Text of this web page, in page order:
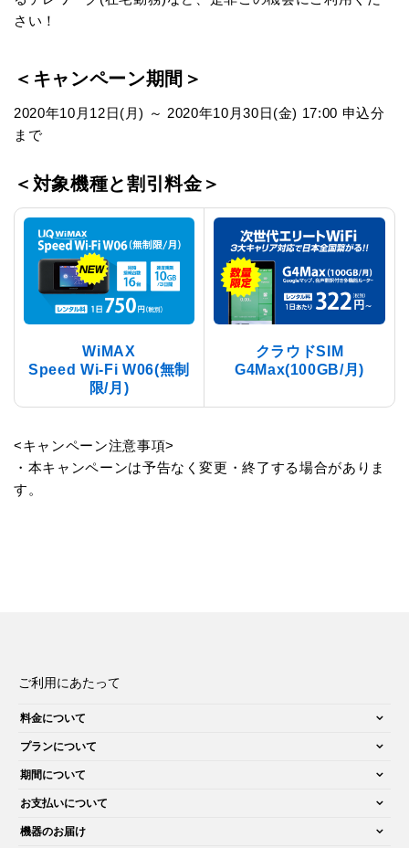
さい！
＜キャンペーン期間＞
2020年10月12日(月) ～ 2020年10月30日(金) 17:00 申込分
まで
＜対象機種と割引料金＞
WiMAX
Speed Wi-Fi W06(無制
限/月)
クラウドSIM
G4Max(100GB/月)
<キャンペーン注意事項>
・本キャンペーンは予告なく変更・終了する場合がありま
す。
ご利用にあたって
料金について
プランについて
期間について
お支払いについて
機器のお届け